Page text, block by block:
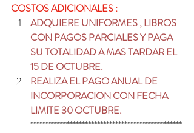
COSTOS ADICIONALES :
ADQUIERE UNIFORMES , LIBROS
CON PAGOS PARCIALES Y PAGA
SU TOTALIDAD A MAS TARDAR EL
15 DE OCTUBRE.
REALIZA EL PAGO ANUAL DE
INCORPORACION CON FECHA
LIMITE 30 OCTUBRE.
**************************************************